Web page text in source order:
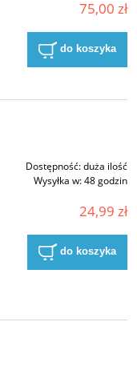
75,00 zł
do koszyka
Dostępność:duża ilość
Wysyłka w:48 godzin
24,99 zł
do koszyka